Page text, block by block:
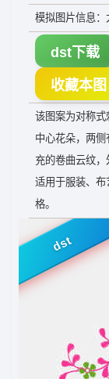
模拟图片信息
dst下载
收藏本图
该图案为对称
中心花朵，两
充的卷曲云纹，
适用于服装、
格。
dst